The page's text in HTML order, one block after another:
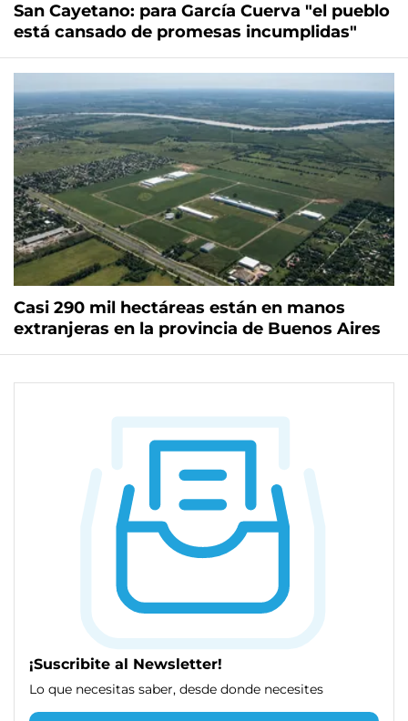
San Cayetano: para García Cuerva "el pueblo
está cansado de promesas incumplidas"
Casi 290 mil hectáreas están en manos
extranjeras en la provincia de Buenos Aires
¡Suscribite al Newsletter!
Lo que necesitas saber, desde donde necesites